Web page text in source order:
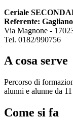
Ceriale
Referente:
Via Magnone -
Tel. 0182/990756
A cosa serve
Percorso di
alunni e alunne da
Come si fa